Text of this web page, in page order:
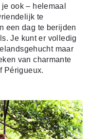
ook – helemaal
te
een dag te berijden
Je kunt er volledig
maar
van charmante
Périgueux.